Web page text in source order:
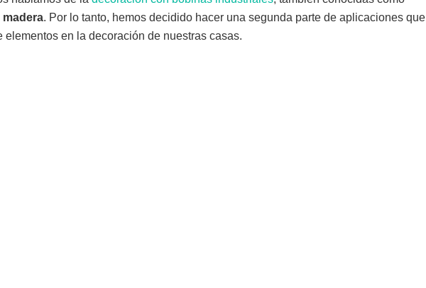
madera. Por lo tanto, hemos decidido hacer una segunda parte de aplicaciones que
elementos en la decoración de nuestras casas.